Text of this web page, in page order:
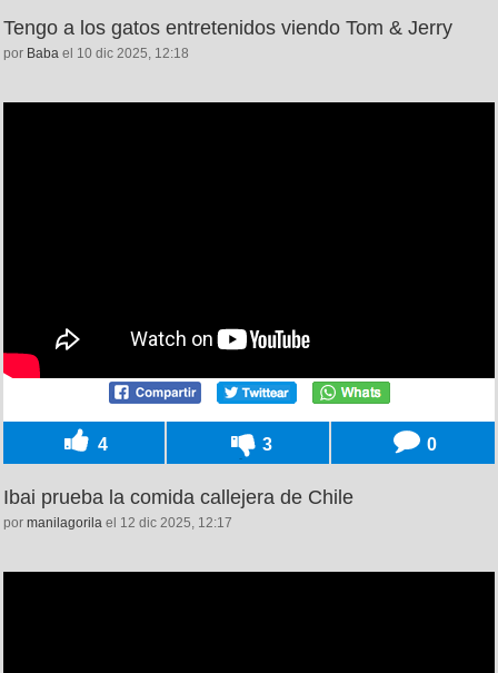
Tengo a los gatos entretenidos viendo Tom & Jerry
por Baba el 10 dic 2025, 12:18
4 3 0
Ibai prueba la comida callejera de Chile
por manilagorila el 12 dic 2025, 12:17